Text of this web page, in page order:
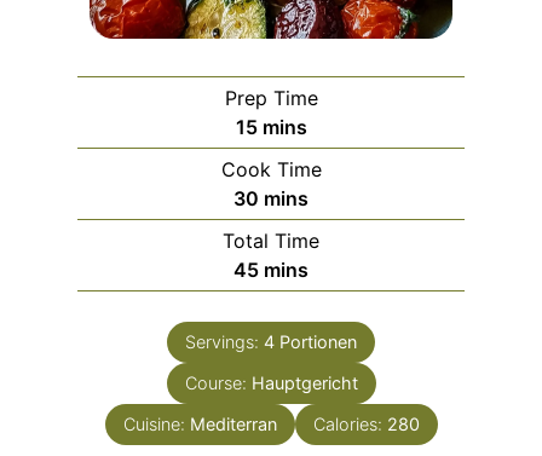
Prep Time
15m
i
n
u
t
e
s
mins
Cook Time
30 m
i
n
u
e
s
mins
Total Time
45m
i
n
t
s
mins
Servings: 4 Portionen
Course: Hauptgericht
Cuisine: Mediterran Calories: 280